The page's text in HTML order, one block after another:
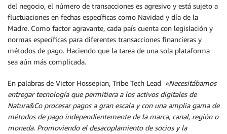
del negocio, el número de transacciones es agresivo y está sujeto a
fluctuaciones en fechas específicas como Navidad y día de la
Madre. Como factor agravante, cada país cuenta con legislación y
normas específicas para diferentes transacciones financieras y
métodos de pago. Haciendo que la tarea de una sola plataforma
sea aún más complicada.
En palabras de Victor Hossepian, Tribe Tech Lead «Necesitábamos
entregar tecnología que permitiera a los activos digitales de
Natura&Co procesar pagos a gran escala y con una amplia gama de
métodos de pago independientemente de la marca, canal, región o
moneda. Promoviendo el desacoplamiento de socios y la